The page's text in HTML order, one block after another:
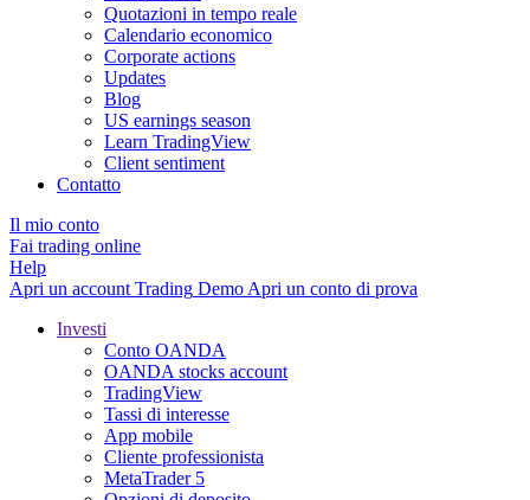
Quotazioni in tempo reale
Calendario economico
Corporate actions
Updates
Blog
US earnings season
Learn TradingView
Client sentiment
Contatto
Il mio conto
Fai trading online
Help
Apri un account Trading Demo Apri un conto di prova
Investi
Conto OANDA
OANDA stocks account
TradingView
Tassi di interesse
App mobile
Cliente professionista
MetaTrader 5